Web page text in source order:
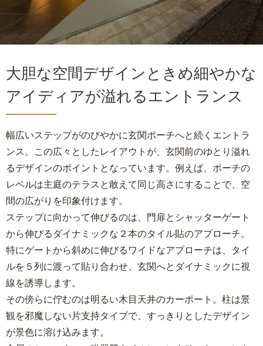
大胆な空間デザインときめ細やかな
アイディアが溢れるエントランス
幅広いステップがのびやかに玄関ポーチへと続くエントラ
ンス。この広々としたレイアウトが、玄関前のゆとり溢れ
るデザインのポイントとなっています。例えば、ポーチの
レベルは主庭のテラスと敢えて同じ高さにすることで、空
間の広がりを印象付けます。
ステップに向かって伸びるのは、門扉とシャッターゲート
から伸びるダイナミックな２本のタイル貼のアプローチ。
特にゲートから斜めに伸びるワイドなアプローチは、タイ
ルを５列に渡って貼り合わせ、玄関へとダイナミックに視
線を誘導します。
その傍らに佇むのは明るい木目天井のカーポート。柱は景
観を邪魔しない片支持タイプで、すっきりとしたデザイン
が景色に溶け込みます。